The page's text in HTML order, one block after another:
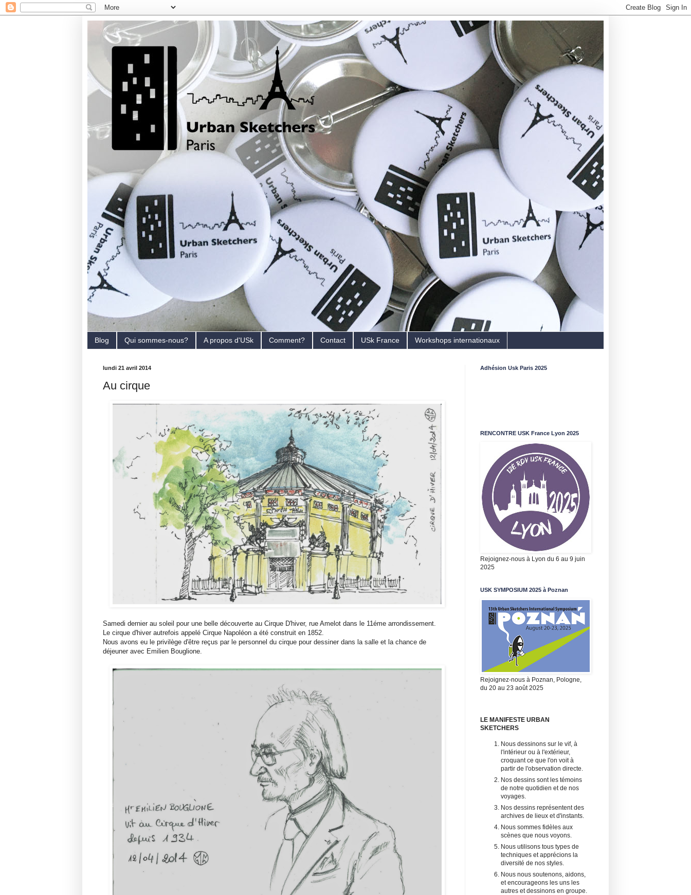
Blog Qui sommes-nous? A propos d'USk Comment? Contact USk France Workshops internationaux
lundi 21 avril 2014
Au cirque
Samedi dernier au soleil pour une belle découverte au Cirque D'hiver, rue Amelot dans le 11éme arrondissement.
Le cirque d'hiver autrefois appelé Cirque Napoléon a été construit en 1852.
Nous avons eu le privilège d'être reçus par le personnel du cirque pour dessiner dans la salle et la chance de
déjeuner avec Emilien Bouglione.
Adhésion Usk Paris 2025
RENCONTRE USK France Lyon 2025
Rejoignez-nous à Lyon du 6 au 9 juin
2025
USK SYMPOSIUM 2025 à Poznan
Rejoignez-nous à Poznan, Pologne,
du 20 au 23 août 2025
LE MANIFESTE URBAN
SKETCHERS
Nous dessinons sur le vif, à
l'intérieur ou à l'extérieur,
croquant ce que l'on voit à
partir de l'observation directe.
Nos dessins sont les témoins
de notre quotidien et de nos
voyages.
Nos dessins représentent des
archives de lieux et d'instants.
Nous sommes fidèles aux
scènes que nous voyons.
Nous utilisons tous types de
techniques et apprécions la
diversité de nos styles.
Nous nous soutenons, aidons,
et encourageons les uns les
autres et dessinons en groupe.